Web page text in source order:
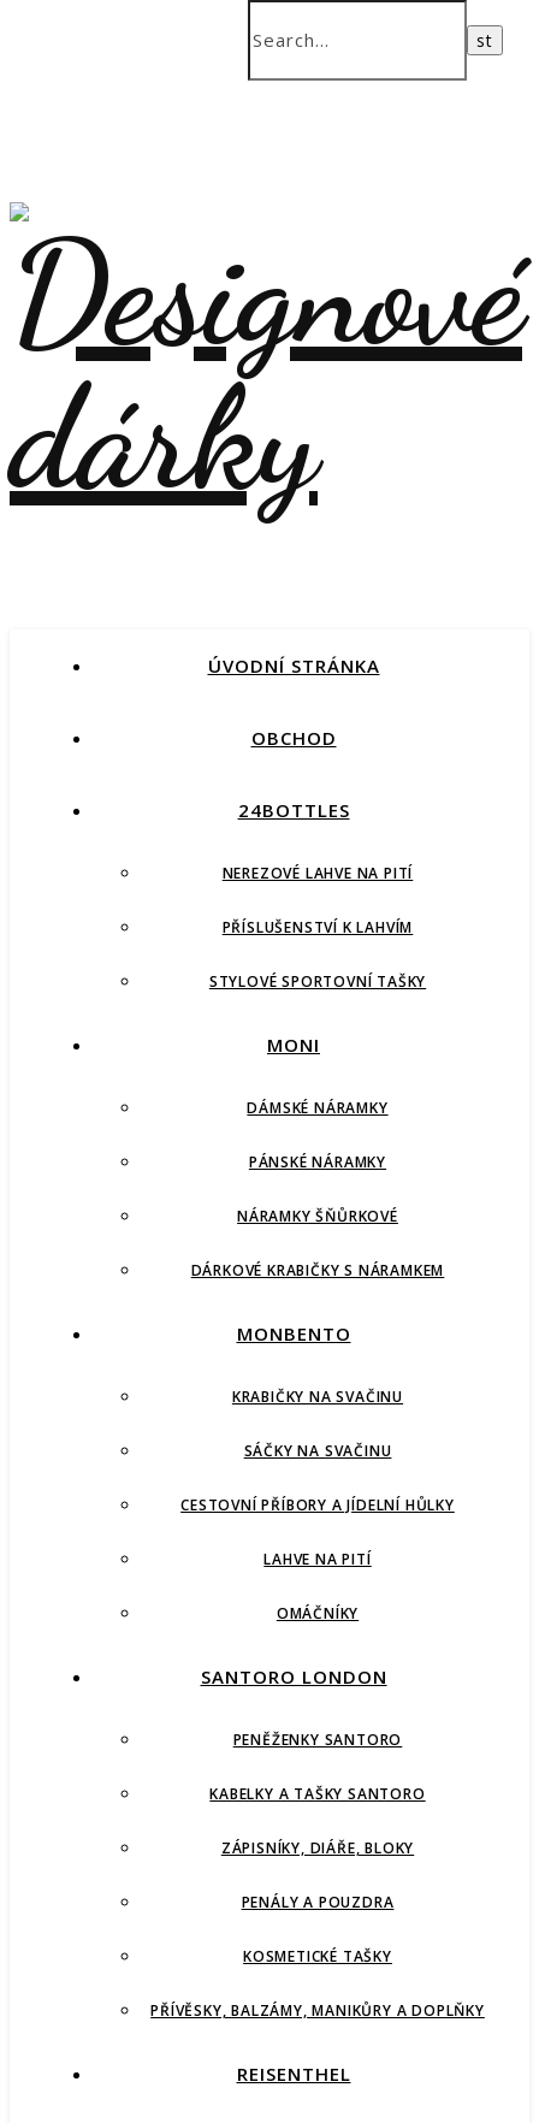
ÚVODNÍ STRÁNKA
OBCHOD
24BOTTLES
NEREZOVÉ LAHVE NA PITÍ
PŘÍSLUŠENSTVÍ K LAHVÍM
STYLOVÉ SPORTOVNÍ TAŠKY
MONI
DÁMSKÉ NÁRAMKY
PÁNSKÉ NÁRAMKY
NÁRAMKY ŠŇŮRKOVÉ
DÁRKOVÉ KRABIČKY S NÁRAMKEM
MONBENTO
KRABIČKY NA SVAČINU
SÁČKY NA SVAČINU
CESTOVNÍ PŘÍBORY A JÍDELNÍ HŮLKY
LAHVE NA PITÍ
OMÁČNÍKY
SANTORO LONDON
PENĚŽENKY SANTORO
KABELKY A TAŠKY SANTORO
ZÁPISNÍKY, DIÁŘE, BLOKY
PENÁLY A POUZDRA
KOSMETICKÉ TAŠKY
PŘÍVĚSKY, BALZÁMY, MANIKŮRY A DOPLŇKY
REISENTHEL